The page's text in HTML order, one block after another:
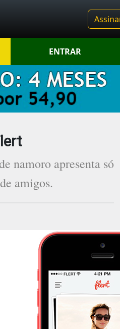
ENTRAR
namoro apresenta só
amigos.